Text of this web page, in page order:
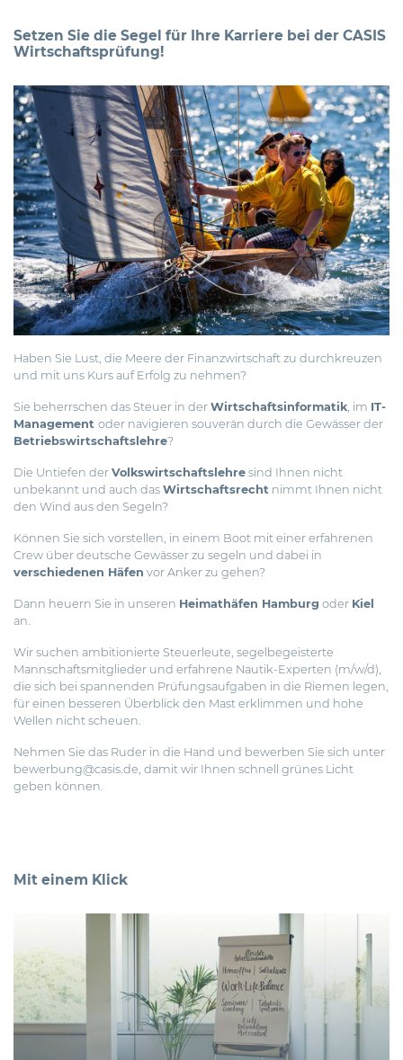
Setzen Sie die Segel für Ihre Karriere bei der CASIS
Wirtschaftsprüfung!
Haben Sie Lust, die Meere der Finanzwirtschaft zu durchkreuzen
und mit uns Kurs auf Erfolg zu nehmen?
Sie beherrschen das Steuer in der Wirtschaftsinformatik , im IT-
Management oder navigieren souverän durch die Gewässer der
Betriebswirtschaftslehre?
Die Untiefen der Volkswirtschaftslehre sind Ihnen nicht
unbekannt und auch das Wirtschaftsrecht nimmt Ihnen nicht
den Wind aus den Segeln?
Können Sie sich vorstellen, in einem Boot mit einer erfahrenen
Crew über deutsche Gewässer zu segeln und dabei in
verschiedenen Häfen vor Anker zu gehen?
Dann heuern Sie in unseren Heimathäfen Hamburg oder Kiel
an.
Wir suchen ambitionierte Steuerleute, segelbegeisterte
Mannschaftsmitglieder und erfahrene Nautik-Experten (m/w/d),
die sich bei spannenden Prüfungsaufgaben in die Riemen legen,
für einen besseren Überblick den Mast erklimmen und hohe
Wellen nicht scheuen.
Nehmen Sie das Ruder in die Hand und bewerben Sie sich unter
bewerbung@casis.de , damit wir Ihnen schnell grünes Licht
geben können.
Mit einem Klick